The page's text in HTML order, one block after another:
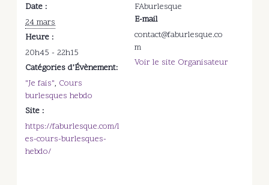
Date :
24 mars
Heure :
20h45 - 22h15
Catégories d’Évènement:
"Je fais", Cours
burlesques hebdo
Site :
https://faburlesque.com/l
es-cours-burlesques-
hebdo/
FAburlesque
E-mail
contact@faburlesque.co
m
Voir le site Organisateur